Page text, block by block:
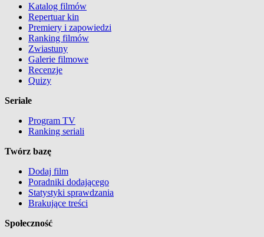
Katalog filmów
Repertuar kin
Premiery i zapowiedzi
Ranking filmów
Zwiastuny
Galerie filmowe
Recenzje
Quizy
Seriale
Program TV
Ranking seriali
Twórz bazę
Dodaj film
Poradniki dodającego
Statystyki sprawdzania
Brakujące treści
Społeczność